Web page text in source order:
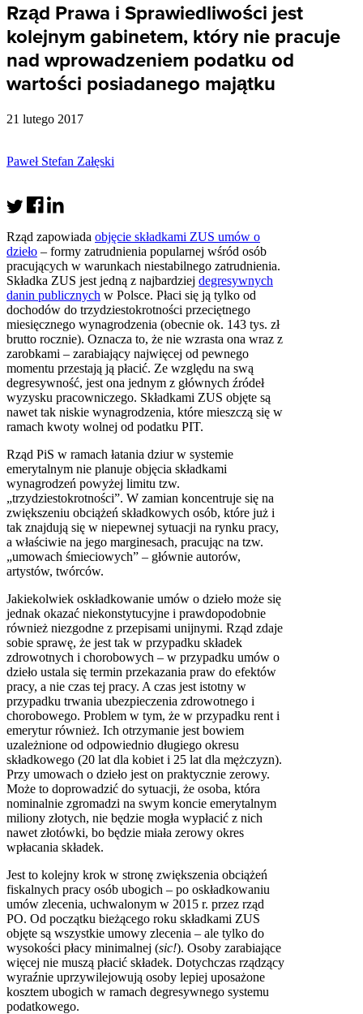
Rząd Prawa i Sprawiedliwości jest
kolejnym gabinetem, który nie pracuje
nad wprowadzeniem podatku od
wartości posiadanego majątku
21 lutego 2017
Paweł Stefan Załęski
Rząd zapowiada objęcie składkami ZUS umów o
dzieło – formy zatrudnienia popularnej wśród osób
pracujących w warunkach niestabilnego zatrudnienia.
Składka ZUS jest jedną z najbardziej degresywnych
danin publicznych w Polsce. Płaci się ją tylko od
dochodów do trzydziestokrotności przeciętnego
miesięcznego wynagrodzenia (obecnie ok. 143 tys. zł
brutto rocznie). Oznacza to, że nie wzrasta ona wraz z
zarobkami – zarabiający najwięcej od pewnego
momentu przestają ją płacić. Ze względu na swą
degresywność, jest ona jednym z głównych źródeł
wyzysku pracowniczego. Składkami ZUS objęte są
nawet tak niskie wynagrodzenia, które mieszczą się w
ramach kwoty wolnej od podatku PIT.
Rząd PiS w ramach łatania dziur w systemie
emerytalnym nie planuje objęcia składkami
wynagrodzeń powyżej limitu tzw.
„trzydziestokrotności”. W zamian koncentruje się na
zwiększeniu obciążeń składkowych osób, które już i
tak znajdują się w niepewnej sytuacji na rynku pracy,
a właściwie na jego marginesach, pracując na tzw.
„umowach śmieciowych” – głównie autorów,
artystów, twórców.
Jakiekolwiek oskładkowanie umów o dzieło może się
jednak okazać niekonstytucyjne i prawdopodobnie
również niezgodne z przepisami unijnymi. Rząd zdaje
sobie sprawę, że jest tak w przypadku składek
zdrowotnych i chorobowych – w przypadku umów o
dzieło ustala się termin przekazania praw do efektów
pracy, a nie czas tej pracy. A czas jest istotny w
przypadku trwania ubezpieczenia zdrowotnego i
chorobowego. Problem w tym, że w przypadku rent i
emerytur również. Ich otrzymanie jest bowiem
uzależnione od odpowiednio długiego okresu
składkowego (20 lat dla kobiet i 25 lat dla mężczyzn).
Przy umowach o dzieło jest on praktycznie zerowy.
Może to doprowadzić do sytuacji, że osoba, która
nominalnie zgromadzi na swym koncie emerytalnym
miliony złotych, nie będzie mogła wypłacić z nich
nawet złotówki, bo będzie miała zerowy okres
wpłacania składek.
Jest to kolejny krok w stronę zwiększenia obciążeń
fiskalnych pracy osób ubogich – po oskładkowaniu
umów zlecenia, uchwalonym w 2015 r. przez rząd
PO. Od początku bieżącego roku składkami ZUS
objęte są wszystkie umowy zlecenia – ale tylko do
wysokości płacy minimalnej (sic!). Osoby zarabiające
więcej nie muszą płacić składek. Dotychczas rządzący
wyraźnie uprzywilejowują osoby lepiej uposażone
kosztem ubogich w ramach degresywnego systemu
podatkowego.